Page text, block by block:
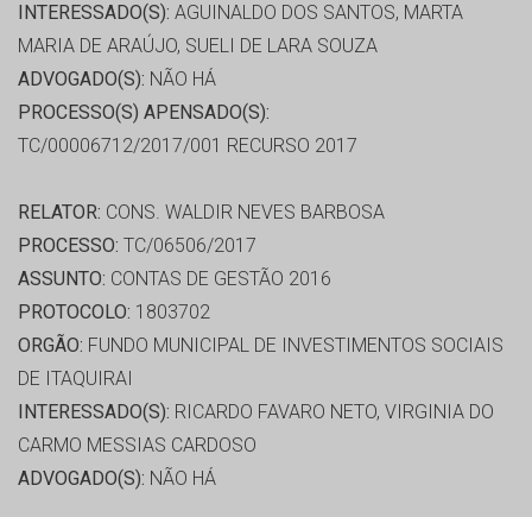
INTERESSADO(S): AGUINALDO DOS SANTOS, MARTA
MARIA DE ARAÚJO, SUELI DE LARA SOUZA
ADVOGADO(S): NÃO HÁ
PROCESSO(S) APENSADO(S):
TC/00006712/2017/001 RECURSO 2017
RELATOR: CONS. WALDIR NEVES BARBOSA
PROCESSO: TC/06506/2017
ASSUNTO: CONTAS DE GESTÃO 2016
PROTOCOLO: 1803702
ORGÃO: FUNDO MUNICIPAL DE INVESTIMENTOS SOCIAIS
DE ITAQUIRAI
INTERESSADO(S): RICARDO FAVARO NETO, VIRGINIA DO
CARMO MESSIAS CARDOSO
ADVOGADO(S): NÃO HÁ